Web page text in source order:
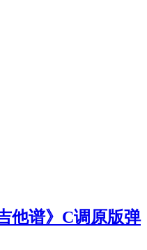
他谱》C调原版弹